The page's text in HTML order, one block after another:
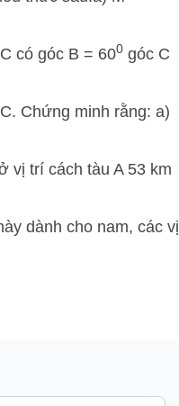
có góc B = 600 góc C
Chứng minh rằng: a)
vị trí cách tàu A 53 km
dành cho nam, các vị